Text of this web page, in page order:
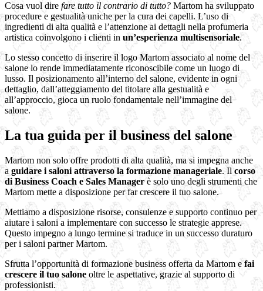
Cosa vuol dire fare tutto il contrario di tutto? Martom ha sviluppato
procedure e gestualità uniche per la cura dei capelli. L’uso di
ingredienti di alta qualità e l’attenzione ai dettagli nella profumeria
artistica coinvolgono i clienti in un’esperienza multisensoriale.
Lo stesso concetto di inserire il logo Martom associato al nome del
salone lo rende immediatamente riconoscibile come un luogo di
lusso. Il posizionamento all’interno del salone, evidente in ogni
dettaglio, dall’atteggiamento del titolare alla gestualità e
all’approccio, gioca un ruolo fondamentale nell’immagine del
salone.
La tua guida per il business del salone
Martom non solo offre prodotti di alta qualità, ma si impegna anche
a guidare i saloni attraverso la formazione manageriale. Il corso
di Business Coach e Sales Managerè solo uno degli strumenti che
Martom mette a disposizione per far crescere il tuo salone.
Mettiamo a disposizione risorse, consulenze e supporto continuo per
aiutare i saloni a implementare con successo le strategie apprese.
Questo impegno a lungo termine si traduce in un successo duraturo
per i saloni partner Martom.
Sfrutta l’opportunità di formazione business offerta da Martom efai
crescere il tuo salone oltre le aspettative, grazie al supporto di
professionisti.